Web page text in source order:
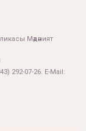
Мәдәният
292-07-26. E-Mail: